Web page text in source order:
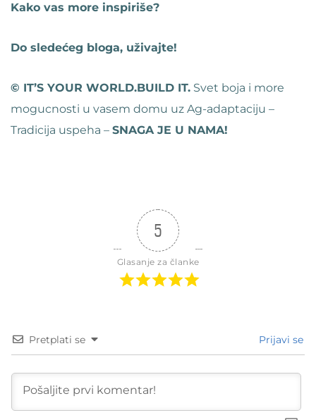
Kako vas more inspiriše?
Do sledećeg bloga, uživajte!
© IT’S YOUR WORLD.BUILD IT. Svet boja i more
mogucnosti u vasem domu uz Ag-adaptaciju –
Tradicija uspeha – SNAGA JE U NAMA!
5
Glasanje za članke
Pretplati se Prijavi se